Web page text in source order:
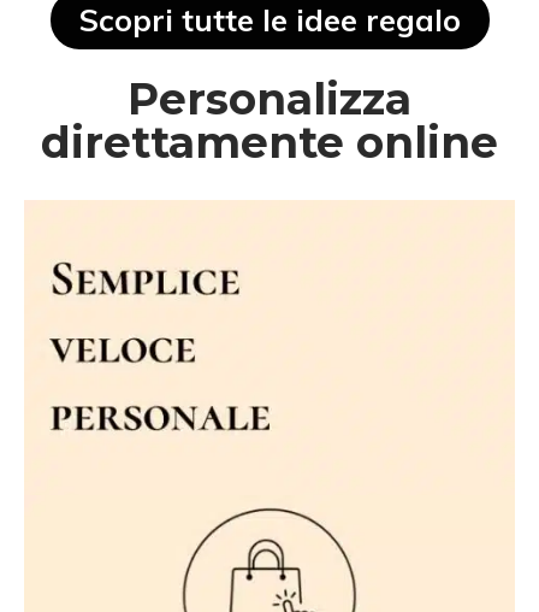
Scopri tutte le idee regalo
Personalizza
direttamente online